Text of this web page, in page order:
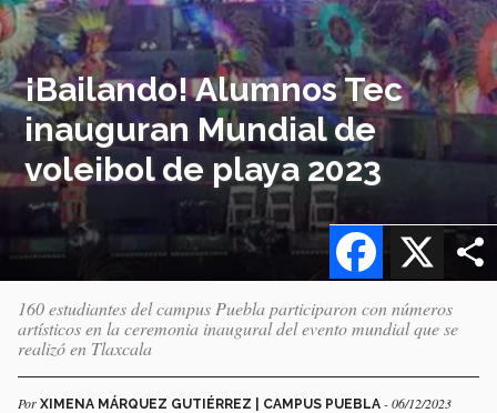
¡Bailando! Alumnos Tec
inauguran Mundial de
voleibol de playa 2023
X
Facebook
160 estudiantes del campus Puebla participaron con números
artísticos en la ceremonia inaugural del evento mundial que se
realizó en Tlaxcala
Por XIMENA MÁRQUEZ GUTIÉRREZ | CAMPUS PUEBLA - 06/12/2023